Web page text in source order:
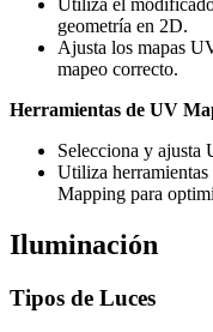
Utiliza el
geometría en 2D.
Ajusta los mapas
mapeo correcto.
Herramientas de UV
Selecciona y ajusta
Utiliza
Mapping para
Iluminación
Tipos de Luces